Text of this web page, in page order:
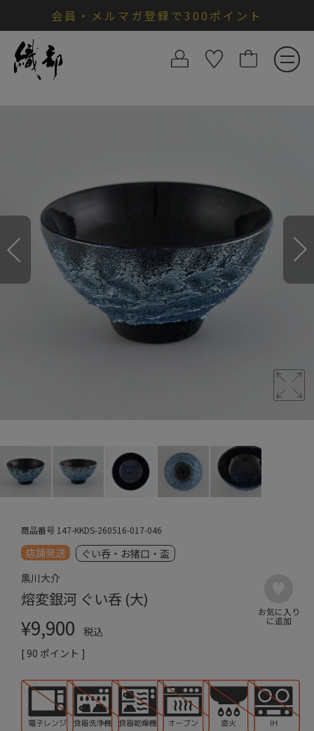
会員・メルマガ登録で300ポイント
商品番号 147-KKDS-260516-017-046
店舗発送
ぐい呑・お猪口・盃
黒川大介
熔変銀河 ぐい呑 (大)
¥9,900
税込
[ 90 ポイント ]